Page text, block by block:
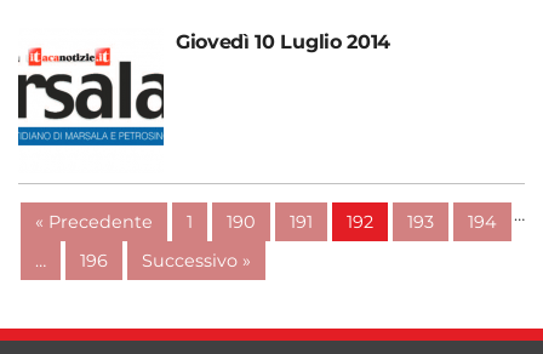
Giovedì 10 Luglio 2014
« Precedente 1 …
190 191 192 193
194
…
196 Successivo »